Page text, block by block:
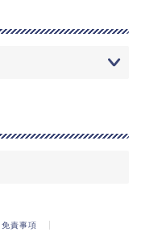
免責事項